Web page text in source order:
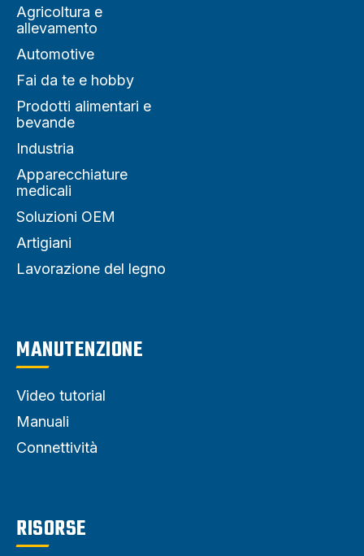
Agricoltura e
allevamento
Automotive
Fai da te e hobby
Prodotti alimentari e
bevande
Industria
Apparecchiature
medicali
Soluzioni OEM
Artigiani
Lavorazione del legno
MANUTENZIONE
Video tutorial
Manuali
Connettività
RISORSE